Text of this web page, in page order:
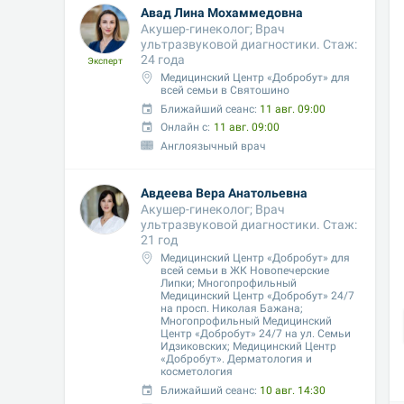
Эксперт
Авад Лина Мохаммедовна
Акушер-гинеколог; Врач
ультразвуковой диагностики. Стаж:
24 года
Медицинский Центр «Добробут» для
всей семьи в Святошино
Ближайший сеанс: 11 авг. 09:00
Онлайн с: 11 авг. 09:00
Англоязычный врач
Авдеева Вера Анатольевна
Акушер-гинеколог; Врач
ультразвуковой диагностики. Стаж:
21 год
Медицинский Центр «Добробут» для
всей семьи в ЖК Новопечерские
Липки; Многопрофильный
Медицинский Центр «Добробут» 24/7
на просп. Николая Бажана;
Многопрофильный Медицинский
Центр «Добробут» 24/7 на ул. Семьи
Идзиковских; Медицинский Центр
«Добробут». Дерматология и
косметология
Ближайший сеанс: 10 авг. 14:30